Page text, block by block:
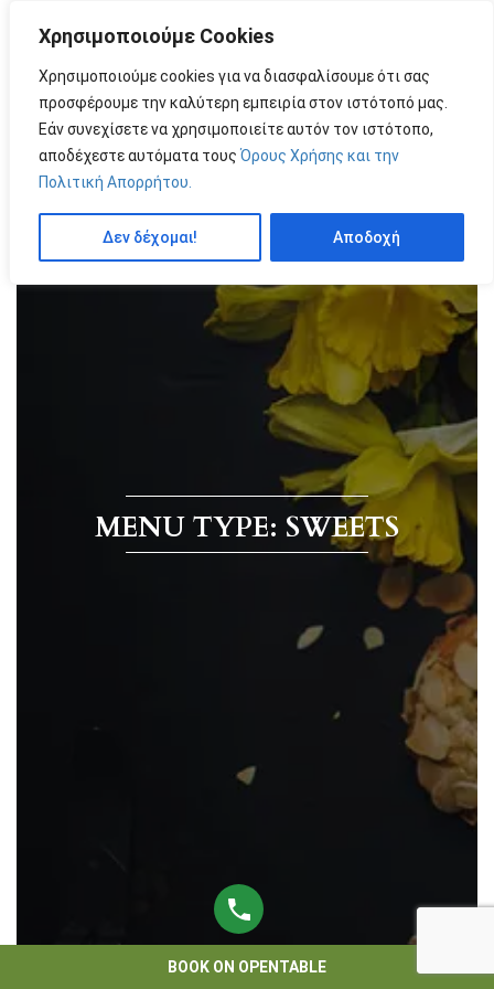
Χρησιμοποιούμε Cookies
Χρησιμοποιούμε cookies για να διασφαλίσουμε ότι σας
προσφέρουμε την καλύτερη εμπειρία στον ιστότοπό μας.
Εάν συνεχίσετε να χρησιμοποιείτε αυτόν τον ιστότοπο,
αποδέχεστε αυτόματα τους Όρους Χρήσης και την
Πολιτική Απορρήτου.
Δεν δέχομαι! Αποδοχή
BOOK ON OPENTABLE
MENU TYPE: SWEETS